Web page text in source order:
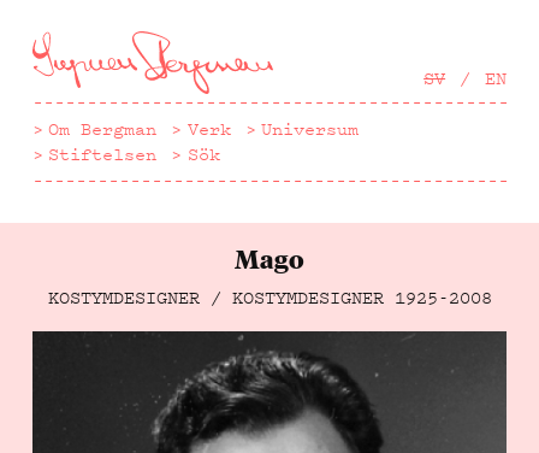
till
huvudinnehåll
SV EN
Om Bergman Verk
Universum
Stiftelsen
Sök
Mago
KOSTYMDESIGNER / KOSTYMDESIGNER 1925-2008